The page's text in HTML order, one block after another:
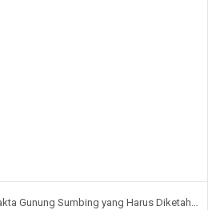
Gunung Sumbing yang Harus Diketahui Para Pendaki